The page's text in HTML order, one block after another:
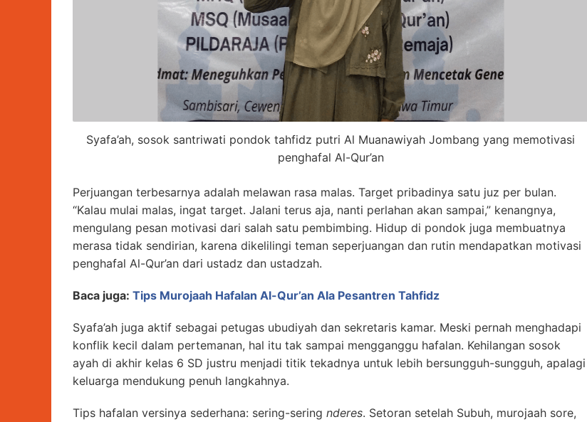
Syafa’ah, sosok santriwati pondok tahfidz putri Al Muanawiyah Jombang yang memotivasi
penghafal Al-Qur’an
Perjuangan terbesarnya adalah melawan rasa malas. Target pribadinya satu juz per bulan.
“Kalau mulai malas, ingat target. Jalani terus aja, nanti perlahan akan sampai,” kenangnya,
mengulang pesan motivasi dari salah satu pembimbing. Hidup di pondok juga membuatnya
merasa tidak sendirian, karena dikelilingi teman seperjuangan dan rutin mendapatkan motivasi
penghafal Al-Qur’an dari ustadz dan ustadzah.
Baca juga: Tips Murojaah Hafalan Al-Qur’an Ala Pesantren Tahfidz
Syafa’ah juga aktif sebagai petugas ubudiyah dan sekretaris kamar. Meski pernah menghadapi
konflik kecil dalam pertemanan, hal itu tak sampai mengganggu hafalan. Kehilangan sosok
ayah di akhir kelas 6 SD justru menjadi titik tekadnya untuk lebih bersungguh-sungguh, apalagi
keluarga mendukung penuh langkahnya.
Tips hafalan versinya sederhana: sering-sering nderes. Setoran setelah Subuh, murojaah sore,